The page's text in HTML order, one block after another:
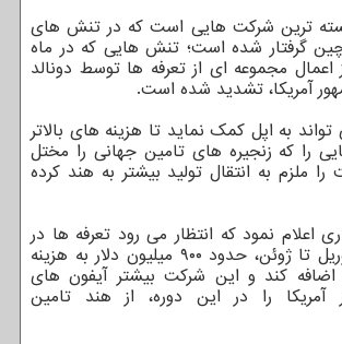
ترین شرکت هایی است که در تنش های
گرفتار شده است؛ تنش هایی که در ماه
اعمال مجموعه ای از تعرفه ها توسط دونالد
آمریکا، تشدید شده است.
به اپل کمک نماید تا هزینه های بالاتر
را که زنجیره های تامین جهانی را مختل
ملزم به انتقال تولید بیشتر به هند کرده
اعلام نمود که انتظار می رود تعرفه ها در
طول سه ماهه آوریل تا ژوئن، حدود ۹۰۰ میلیون دلار به هزینه
کند و این شرکت بیشتر آیفون های
را در این دوره، از هند تامین